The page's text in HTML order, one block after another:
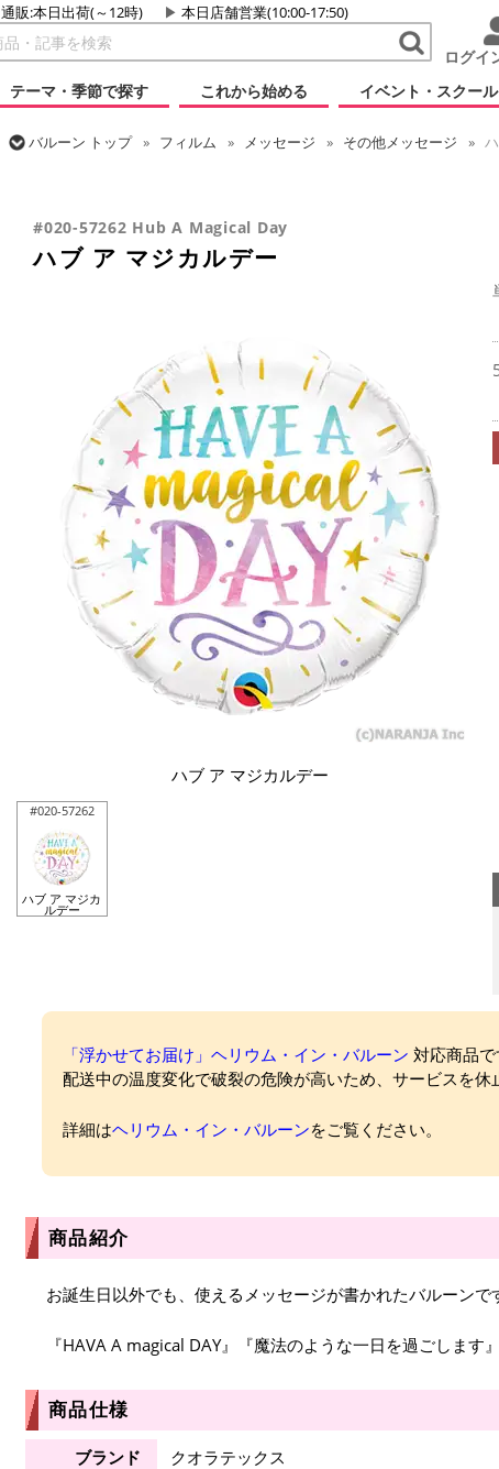
通販:本日出荷(～12時) 本日店舗営業(10:00-17:50)
ログイ
テーマ・季節で探す
これから始める イベント・スクール
バルーン トップ フィルム メッセージ その他メッセージ
#020-57262 Hub A Magical Day
ハブ ア マジカルデー
ハブ ア マジカルデー
#020-57262
ハブ ア マジカ
ルデー
「浮かせてお届け」ヘリウム・イン・バルーン 対応商品で
配送中の温度変化で破裂の危険が高いため、サービスを休
詳細はヘリウム・イン・バルーンをご覧ください。
商品紹介
お誕生日以外でも、使えるメッセージが書かれたバルーンで
『HAVA A magical DAY』『魔法のような一日を過ごします
商品仕様
ブランド
クオラテックス